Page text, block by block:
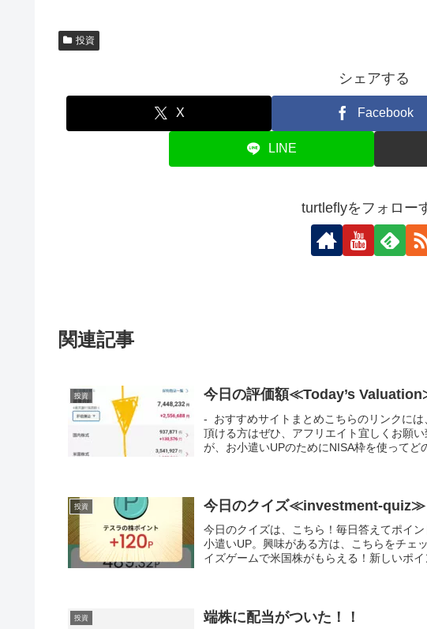
投資
シェアする
X Facebook
LINE
turtleflyをフォロー
関連記事
投資 今日の評価額≪Today’s
- おすすめサイトまとめこちらのリンクに
頂ける方はぜひ、アフリエイト宜しくお願
が、お小遣いUPのためにNISA枠を使ってど
投資 今日のクイズ≪investment-quiz≫
今日のクイズは、こちら！毎日答えてポイ
小遣いUP。興味がある方は、こちらをチェ
イズゲームで米国株がもらえる！新しいポイ
投資 端株に配当がついた！！